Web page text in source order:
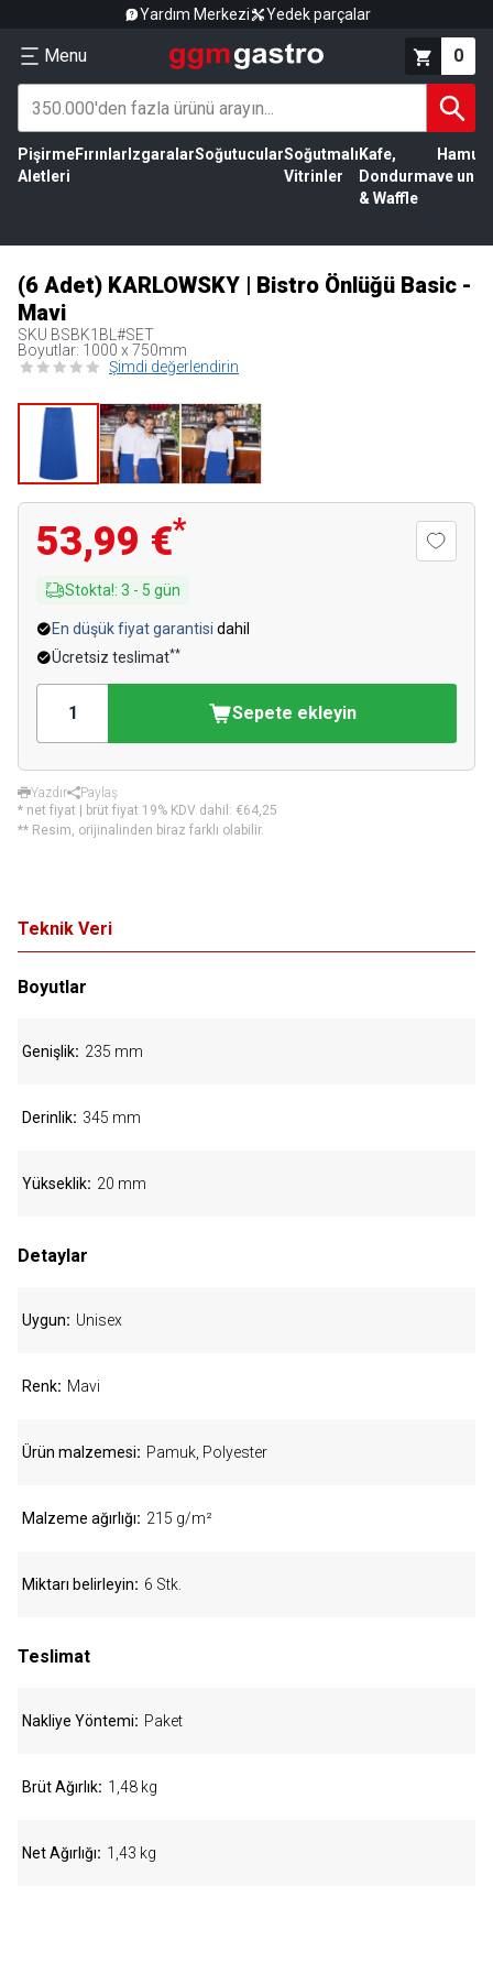
Yardım Merkezi Yedek parçalar
Menu 0
Pişirme
Aletleri
Fırınlar IzgaralarSoğutucularSoğutmalı
Vitrinler
Kafe,
Dondurma
& Waffle
Hamur
ve un
(6 Adet) KARLOWSKY | Bistro Önlüğü Basic -
Mavi
SKU BSBK1BL#SET
Boyutlar: 1000 x 750mm
Şimdi değerlendirin
53,99 €*
Stokta!: 3 - 5 gün
En düşük fiyat garantisi dahil
Ücretsiz teslimat**
Sepete ekleyin
Yazdır
Paylaş
* net fiyat | brüt fiyat 19% KDV dahil: €64,25
** Resim, orijinalinden biraz farklı olabilir.
Teknik Veri
Boyutlar
Genişlik 235 mm
Derinlik 345 mm
Yükseklik 20 mm
Detaylar
Uygun Unisex
Renk Mavi
Ürün malzemesi Pamuk, Polyester
Malzeme ağırlığı 215 g/m²
Miktarı belirleyin 6 Stk.
Teslimat
Nakliye Yöntemi Paket
Brüt Ağırlık 1,48 kg
Net Ağırlığı 1,43 kg